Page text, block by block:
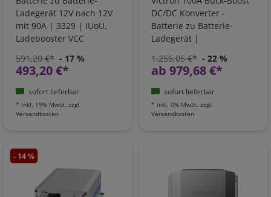
Ladegerät 12V nach 12V
mit 90A | 3329 | IUoU,
Ladebooster VCC
591,20 €* - 17 %
493,20 €*
sofort lieferbar
* inkl. 19% MwSt. zzgl.
Versandkosten
DC/DC Konverter -
Batterie zu Batterie-
Ladegerät |
1.256,05 €* - 22 %
ab 979,68 €*
sofort lieferbar
* inkl. 0% MwSt. zzgl.
Versandkosten
- 14 %